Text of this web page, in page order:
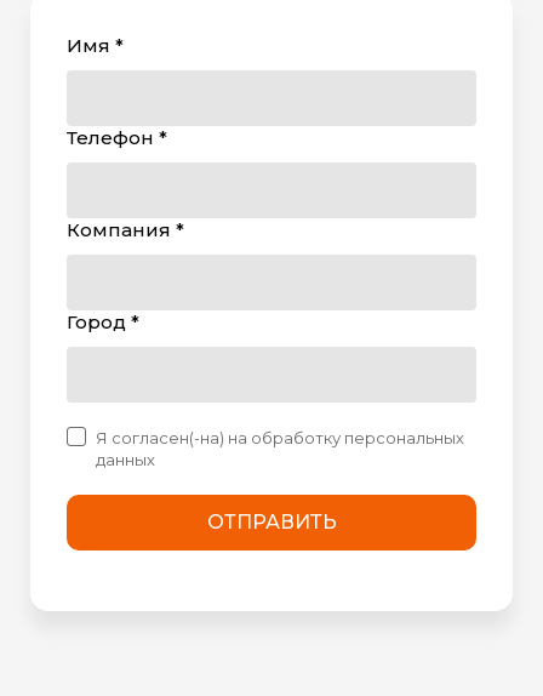
Имя *
Телефон *
Компания *
Город *
ОТПРАВИТЬ
Я согласен(-на) на обработку персональных
данных